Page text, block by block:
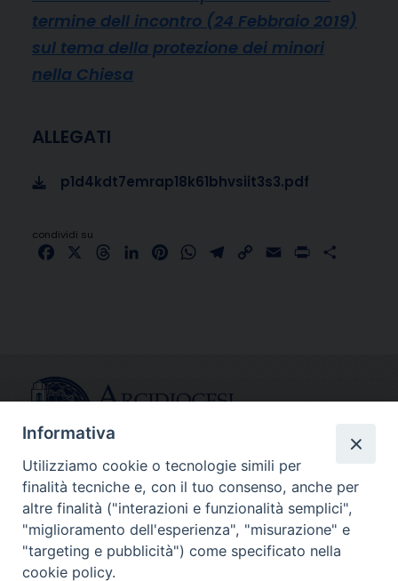
termine dell incontro (24 Febbraio 2019)
sul tema della protezione dei minori
nella Chiesa
ALLEGATI
p1d4kdt7emrap18k61bhvsiit3s3.pdf
condividi su
FacebookThreadsLinkedInPinterestWhatsApp
Telegram
Copy Email Print
CONTATTI
info@fermodiocesi.it
pec:economato.diocesifermo@legalmail.it
Informativa
Utilizziamo cookie o tecnologie simili per
finalità tecniche e, con il tuo consenso, anche per
altre finalità ("interazioni e funzionalità semplici",
"miglioramento dell'esperienza", "misurazione" e
"targeting e pubblicità") come specificato nella
cookie policy.